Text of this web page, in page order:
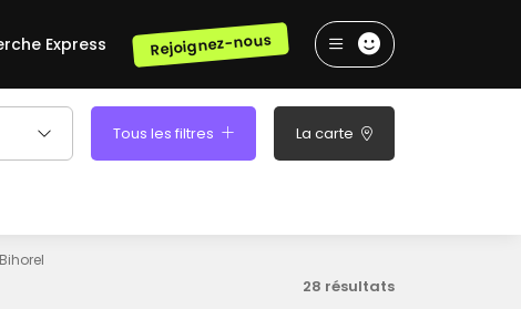
Express Rejoignez-nous
Tous les filtres La carte
Bihorel
28 résultats